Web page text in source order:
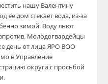
нашу Валентину
ее дом стекает вода, из-за
зимой. Воду льют
Молодогвардейцы
день от лица ЯРО ВОО
в Управление
округа с просьбой